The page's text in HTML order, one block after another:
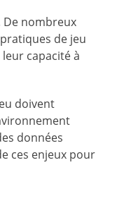
De nombreux
de jeu
capacité à
doivent
données
ces enjeux pour